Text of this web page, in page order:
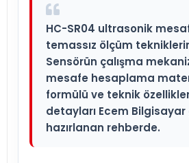
HC-SR04 ultrasonik
temassız ölçüm
Sensörün çalışma
mesafe hesaplama
formülü ve teknik
detayları Ecem
hazırlanan rehberde.